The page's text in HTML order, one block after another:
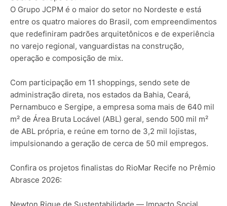
O Grupo JCPM é o maior do setor no Nordeste e está
entre os quatro maiores do Brasil, com empreendimentos
que redefiniram padrões arquitetônicos e de experiência
no varejo regional, vanguardistas na construção,
operação e composição de mix.
Com participação em 11 shoppings, sendo sete de
administração direta, nos estados da Bahia, Ceará,
Pernambuco e Sergipe, a empresa soma mais de 640 mil
m² de Área Bruta Locável (ABL) geral, sendo 500 mil m²
de ABL própria, e reúne em torno de 3,2 mil lojistas,
impulsionando a geração de cerca de 50 mil empregos.
Confira os projetos finalistas do RioMar Recife no Prêmio
Abrasce 2026: